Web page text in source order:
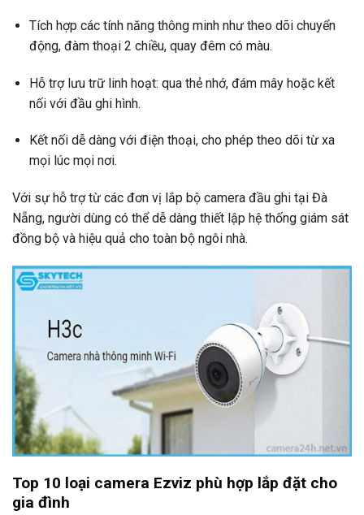
Tích hợp các tính năng thông minh như theo dõi chuyển
động, đàm thoại 2 chiều, quay đêm có màu.
Hỗ trợ lưu trữ linh hoạt: qua thẻ nhớ, đám mây hoặc kết
nối với đầu ghi hình.
Kết nối dễ dàng với điện thoại, cho phép theo dõi từ xa
mọi lúc mọi nơi.
Với sự hỗ trợ từ các đơn vị lắp bộ camera đầu ghi tại Đà
Nẵng, người dùng có thể dễ dàng thiết lập hệ thống giám sát
đồng bộ và hiệu quả cho toàn bộ ngôi nhà.
Top 10 loại camera Ezviz phù hợp lắp đặt cho
gia đình